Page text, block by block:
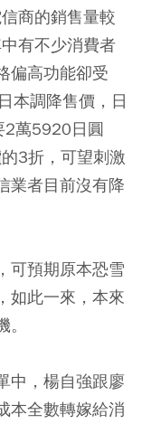
商的銷售量較
有不少消費者
偏高功能卻受
本調降售價，日
2萬5920日圓
3折，可望刺激
業者目前沒有降
可預期原本恐雪
如此一來，本來
中，楊自強跟廖
本全數轉嫁給消